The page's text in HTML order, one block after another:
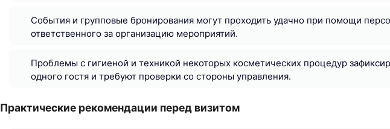
События и групповые бронирования могут проходить удачно при помощи
ответственного за организацию мероприятий.
Проблемы с гигиеной и техникой некоторых косметических процедур
одного гостя и требуют проверки со стороны управления.
Практические рекомендации перед визитом